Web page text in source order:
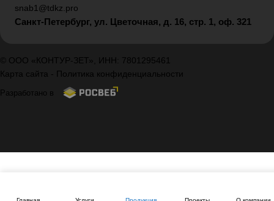
snab1@tdkz.pro
Санкт-Петербург, ул. Цветочная, д. 16, стр. 1, оф. 321
© ООО «КОНТУР-ЗЕТ», ИНН: 7801295461
Карта сайта - Политика конфиденциальности
Разработано в